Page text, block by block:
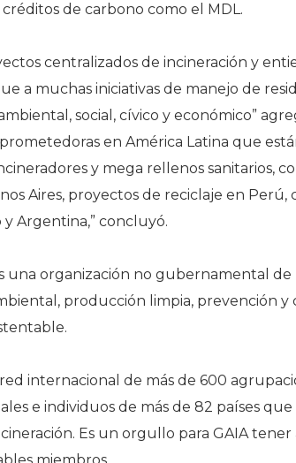
de carbono como el MDL.
centralizados de incineración y
a muchas iniciativas de manejo de
social, cívico y económico”
en América Latina que
y mega rellenos sanitarios,
Aires, proyectos de reciclaje en Perú,
Argentina,” concluyó.
una organización no gubernamental de
producción limpia, prevención y
internacional de más de 600
e individuos de más de 82 países
Es un orgullo para GAIA tener